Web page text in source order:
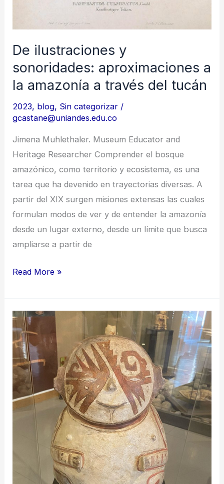
De ilustraciones y
sonoridades: aproximaciones a
la amazonía a través del tucán
2023, blog, Sin categorizar /
gcastane@uniandes.edu.co
Jimena Muhlethaler. Museum Educator and
Heritage Researcher Comprender el bosque
amazónico, como territorio y ecosistema, es una
tarea que ha devenido en trayectorias diversas. A
partir del XIX surgen misiones extensas las cuales
formulan modos de ver y de entender la amazonía
desde un lugar externo, desde un límite que busca
ampliarse a partir de
De
sonoridades:
aproximaciones
a
la
amazonía
a
través
Read More »